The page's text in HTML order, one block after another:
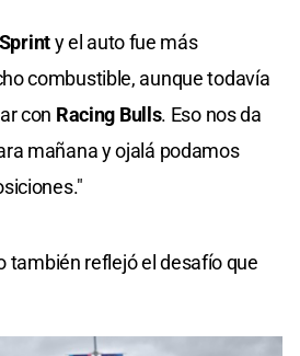
Sprinty el auto fue más
combustible, aunque todavía
con Racing Bulls. Eso nos da
mañana y ojalá podamos
también reflejó el desafío que